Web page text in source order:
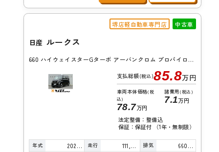
堺店軽自動車専門店 中古車
日産 ルークス
660 ハイウェイスターGターボ アーバンクロム プロパイロット エディション
支払総額(税込)85.8万円
車両本体価格(税
込)
78.7万円
諸費用 (税込)
7.1万円
法定整備：整備込
保証：保証付 （1年・無制限）
年式 2021年 走行 111,000km 排気 660cc